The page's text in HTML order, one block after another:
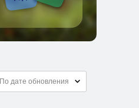
По дате обновления